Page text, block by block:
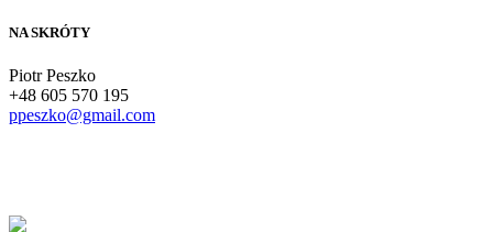
NA SKRÓTY
Piotr Peszko
+48 605 570 195
ppeszko@gmail.com